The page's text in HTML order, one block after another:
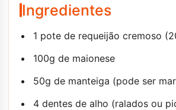
Ingredientes
1 pote de requeijão cremoso
100g de maionese
50g de manteiga (pode ser
4 dentes de alho (ralados ou